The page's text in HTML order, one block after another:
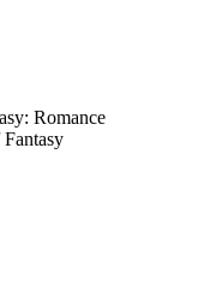
Romance